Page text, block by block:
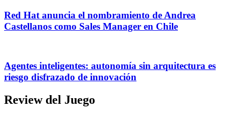
Red Hat anuncia el nombramiento de Andrea
Castellanos como Sales Manager en Chile
Agentes inteligentes: autonomía sin arquitectura es
riesgo disfrazado de innovación
Review del Juego